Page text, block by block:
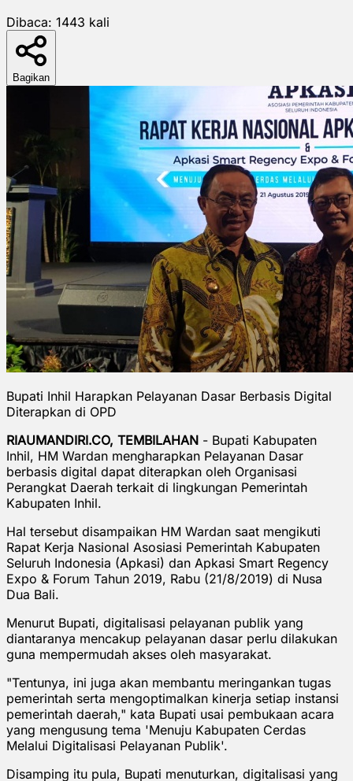
Dibaca: 1443 kali
Bagikan
Bupati Inhil Harapkan Pelayanan Dasar Berbasis Digital
Diterapkan di OPD
RIAUMANDIRI.CO, TEMBILAHAN - Bupati Kabupaten
Inhil, HM Wardan mengharapkan Pelayanan Dasar
berbasis digital dapat diterapkan oleh Organisasi
Perangkat Daerah terkait di lingkungan Pemerintah
Kabupaten Inhil.
Hal tersebut disampaikan HM Wardan saat mengikuti
Rapat Kerja Nasional Asosiasi Pemerintah Kabupaten
Seluruh Indonesia (Apkasi) dan Apkasi Smart Regency
Expo & Forum Tahun 2019, Rabu (21/8/2019) di Nusa
Dua Bali.
Menurut Bupati, digitalisasi pelayanan publik yang
diantaranya mencakup pelayanan dasar perlu dilakukan
guna mempermudah akses oleh masyarakat.
"Tentunya, ini juga akan membantu meringankan tugas
pemerintah serta mengoptimalkan kinerja setiap instansi
pemerintah daerah," kata Bupati usai pembukaan acara
yang mengusung tema 'Menuju Kabupaten Cerdas
Melalui Digitalisasi Pelayanan Publik'.
Disamping itu pula, Bupati menuturkan, digitalisasi yang